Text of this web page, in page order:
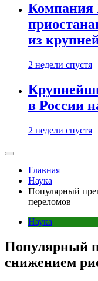
Компания
из
2 недели спустя
в России
2 недели спустя
Главная
Наука
Популярный
переломов
Наука
Популярный
снижением